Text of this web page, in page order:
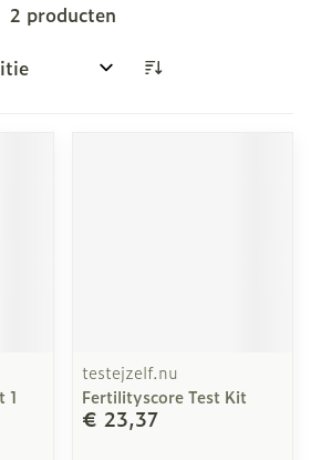
2 producten
op:
1
testejzelf.nu
Fertilityscore Test Kit
€ 23,37